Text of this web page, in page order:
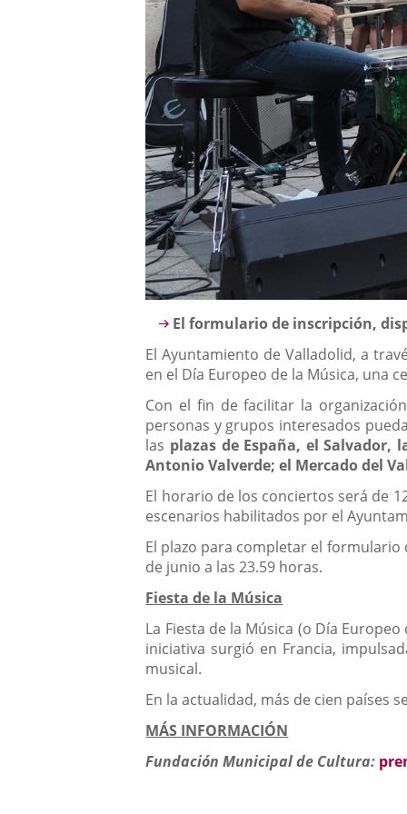
Descripción
El formulario de inscripción,
El Ayuntamiento de Valladolid, a
en el Día Europeo de la Música, una
Con el fin de facilitar la
personas y grupos interesados
las plazas de España, el Salvador,
Antonio Valverde; el Mercado del
El horario de los conciertos será de
escenarios habilitados por el
El plazo para completar el
de junio a las 23.59 horas.
Fiesta de la Música
La Fiesta de la Música (o Día
iniciativa surgió en Francia,
musical.
En la actualidad, más de cien países
MÁS INFORMACIÓN
Fundación Municipal de Cultura: